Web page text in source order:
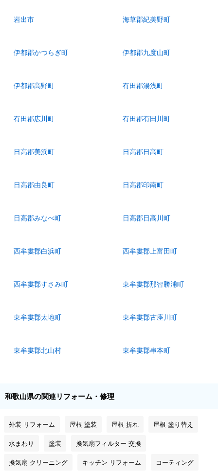
岩出市 海草郡紀美野町
伊都郡かつらぎ町 伊都郡九度山町
伊都郡高野町 有田郡湯浅町
有田郡広川町 有田郡有田川町
日高郡美浜町 日高郡日高町
日高郡由良町 日高郡印南町
日高郡みなべ町 日高郡日高川町
西牟婁郡白浜町 西牟婁郡上富田町
西牟婁郡すさみ町 東牟婁郡那智勝浦町
東牟婁郡太地町 東牟婁郡古座川町
東牟婁郡北山村 東牟婁郡串本町
和歌山県の関連リフォーム・修理
外装 リフォーム 屋根 塗装 屋根 折れ 屋根 塗り替え
水まわり 塗装 換気扇フィルター 交換
換気扇 クリーニング キッチン リフォーム コーティング